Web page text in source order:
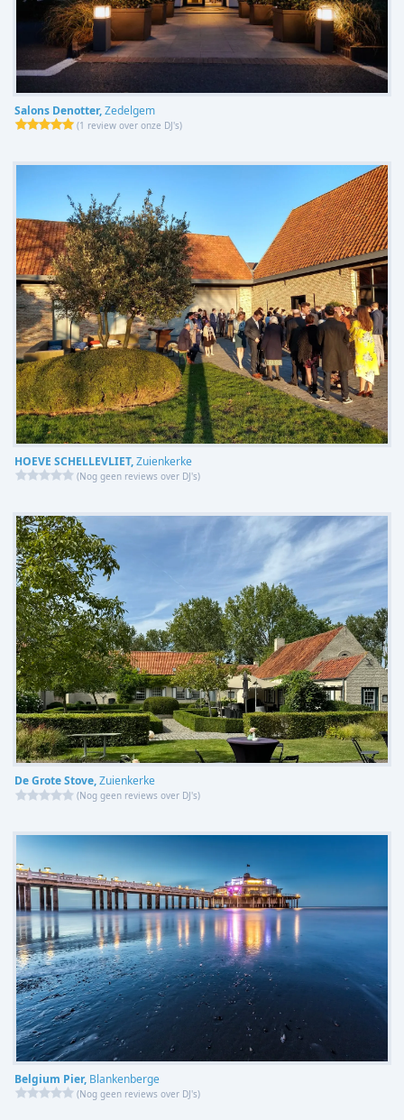
Salons Denotter,Zedelgem
(1 review over onze DJ's)
HOEVE SCHELLEVLIET,Zuienkerke
(Nog geen reviews over DJ's)
De Grote Stove,Zuienkerke
(Nog geen reviews over DJ's)
Belgium Pier, Blankenberge
(Nog geen reviews over DJ's)